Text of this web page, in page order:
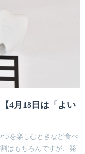
4月18日は「よい
つを楽しむときなど食べ
はもちろんですが、発